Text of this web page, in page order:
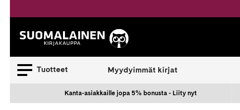
sisältöön
Suomalainen.com
Tuotteet Myydyimmät kirjat
Kanta-asiakkaille jopa 5% bonusta - Liity nyt